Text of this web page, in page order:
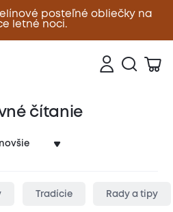
posteľné obliečky na
letné noci.
Zavrieť
čítanie
Tradície Rady a tipy